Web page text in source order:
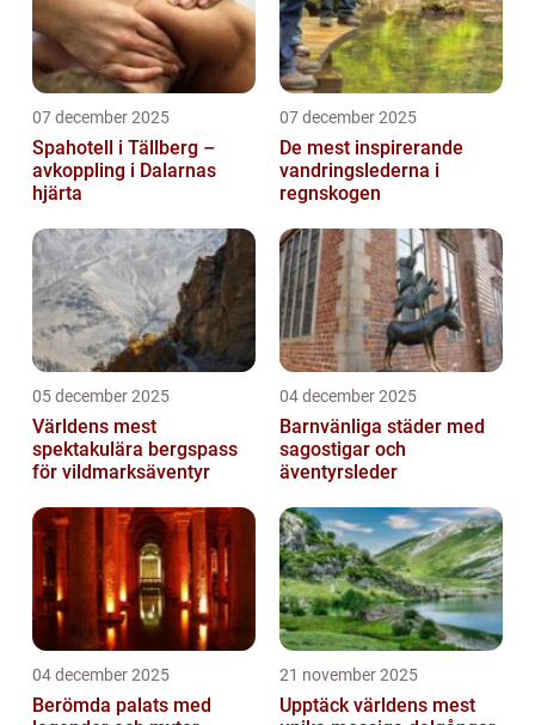
07 december 2025
Spahotell i Tällberg –
avkoppling i Dalarnas
hjärta
07 december 2025
De mest inspirerande
vandringslederna i
regnskogen
05 december 2025
Världens mest
spektakulära bergspass
för vildmarksäventyr
04 december 2025
Barnvänliga städer med
sagostigar och
äventyrsleder
04 december 2025
Berömda palats med
21 november 2025
Upptäck världens mest